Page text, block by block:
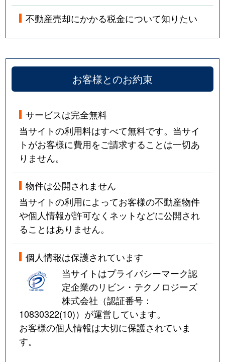
不動産売却にかかる税金について知りたい
お客様とのお約束
サービスは完全無料
当サイトの利用料はすべて無料です。当サイ
トがお客様に費用をご請求することは一切あ
りません。
物件は公開されません
当サイトの利用によってお客様の不動産物件
や個人情報が許可なくネットなどに公開され
ることはありません。
個人情報は保護されています
当サイトはプライバシーマーク認
定企業のリビン・テクノロジーズ
株式会社（認証番号：
10830322(10)）が運営しています。
お客様の個人情報は大切に保護されていま
す。